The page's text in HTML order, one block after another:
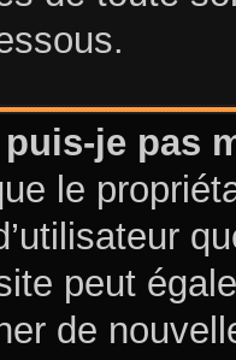
je pas
le
peut
de